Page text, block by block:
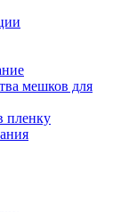
мешков для
пленку